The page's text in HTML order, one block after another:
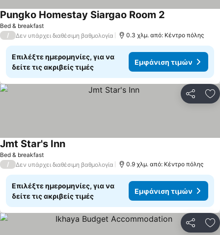
Bed & breakfast
Pungko Homestay Siargao Room 2
/ Δεν υπάρχει διαθέσιμη βαθμολογία 0.3 χλμ. από: Κέντρο πόλης
Επιλέξτε ημερομηνίες, για να
δείτε τις ακριβείς τιμές
Εμφάνιση τιμών
Bed & breakfast
Jmt Star's InnΕμφάνιση τιμών
/ Δεν υπάρχει διαθέσιμη βαθμολογία 0.9 χλμ. από: Κέντρο πόλης
Επιλέξτε ημερομηνίες, για να
δείτε τις ακριβείς τιμές
Εμφάνιση τιμών